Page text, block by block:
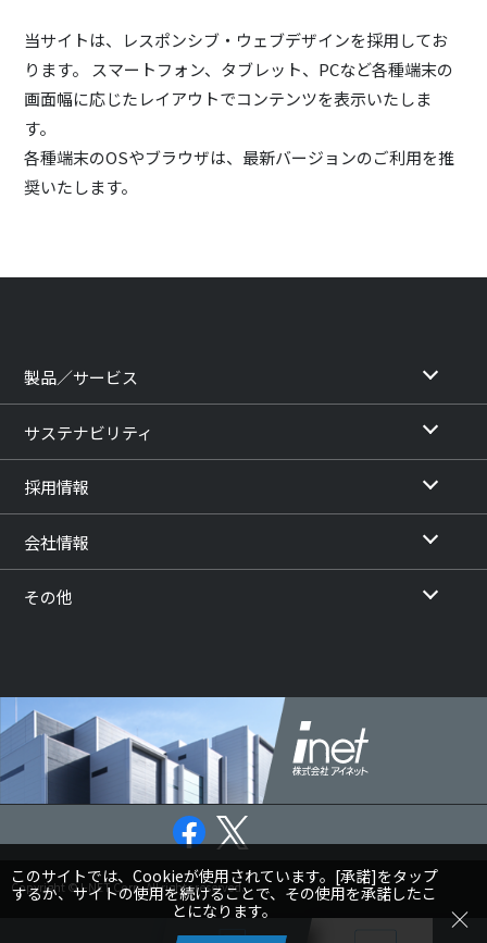
当サイトは、レスポンシブ・ウェブデザインを採用してお
ります。 スマートフォン、タブレット、PCなど各種端末の
画面幅に応じたレイアウトでコンテンツを表示いたしま
す。
各種端末のOSやブラウザは、最新バージョンのご利用を推
奨いたします。
製品／サービス
サステナビリティ
採用情報
会社情報
その他
Copyright © I-NET Corp. All rights reserved.
このサイトでは、Cookieが使用されています。[承諾]をタップ
するか、サイトの使用を続けることで、その使用を承諾したこ
とになります。